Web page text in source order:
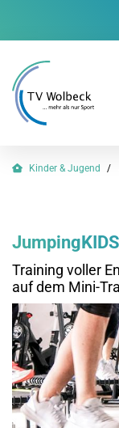
Kinder & Jugend
JumpingKIDS
Training voller
auf dem Mini-